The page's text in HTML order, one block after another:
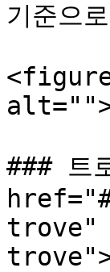
기준으
### 트
trove"